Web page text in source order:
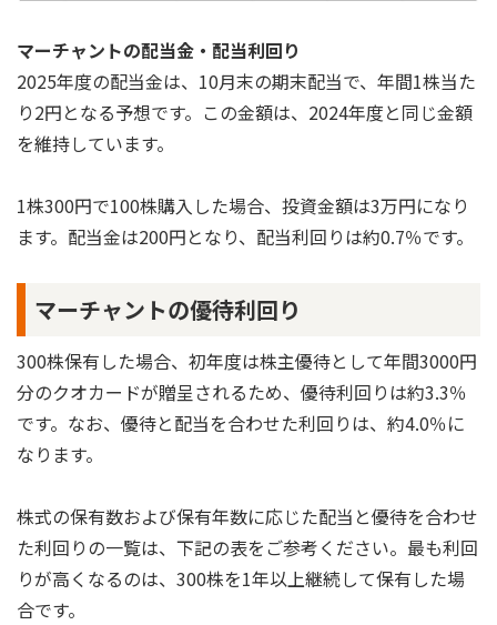
マーチャントの配当金・配当利回り
2025年度の配当金は、10月末の期末配当で、年間1株当た
り2円となる予想です。この金額は、2024年度と同じ金額
を維持しています。
1株300円で100株購入した場合、投資金額は3万円になり
ます。配当金は200円となり、配当利回りは約0.7％です。
マーチャントの優待利回り
300株保有した場合、初年度は株主優待として年間3000円
分のクオカードが贈呈されるため、優待利回りは約3.3％
です。なお、優待と配当を合わせた利回りは、約4.0％に
なります。
株式の保有数および保有年数に応じた配当と優待を合わせ
た利回りの一覧は、下記の表をご参考ください。最も利回
りが高くなるのは、300株を1年以上継続して保有した場
合です。